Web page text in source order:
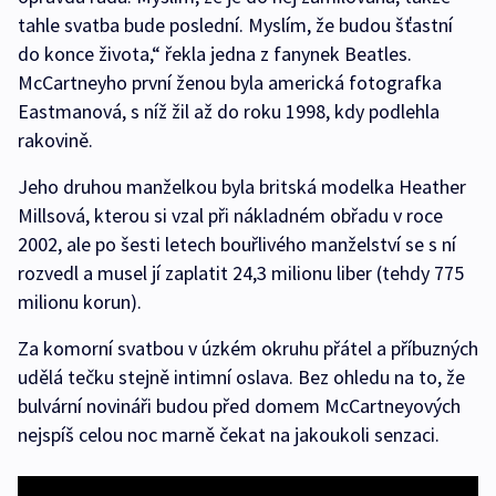
tahle svatba bude poslední. Myslím, že budou šťastní
do konce života,“ řekla jedna z fanynek Beatles.
McCartneyho první ženou byla americká fotografka
Eastmanová, s níž žil až do roku 1998, kdy podlehla
rakovině.
Jeho druhou manželkou byla britská modelka Heather
Millsová, kterou si vzal při nákladném obřadu v roce
2002, ale po šesti letech bouřlivého manželství se s ní
rozvedl a musel jí zaplatit 24,3 milionu liber (tehdy 775
milionu korun).
Za komorní svatbou v úzkém okruhu přátel a příbuzných
udělá tečku stejně intimní oslava. Bez ohledu na to, že
bulvární novináři budou před domem McCartneyových
nejspíš celou noc marně čekat na jakoukoli senzaci.